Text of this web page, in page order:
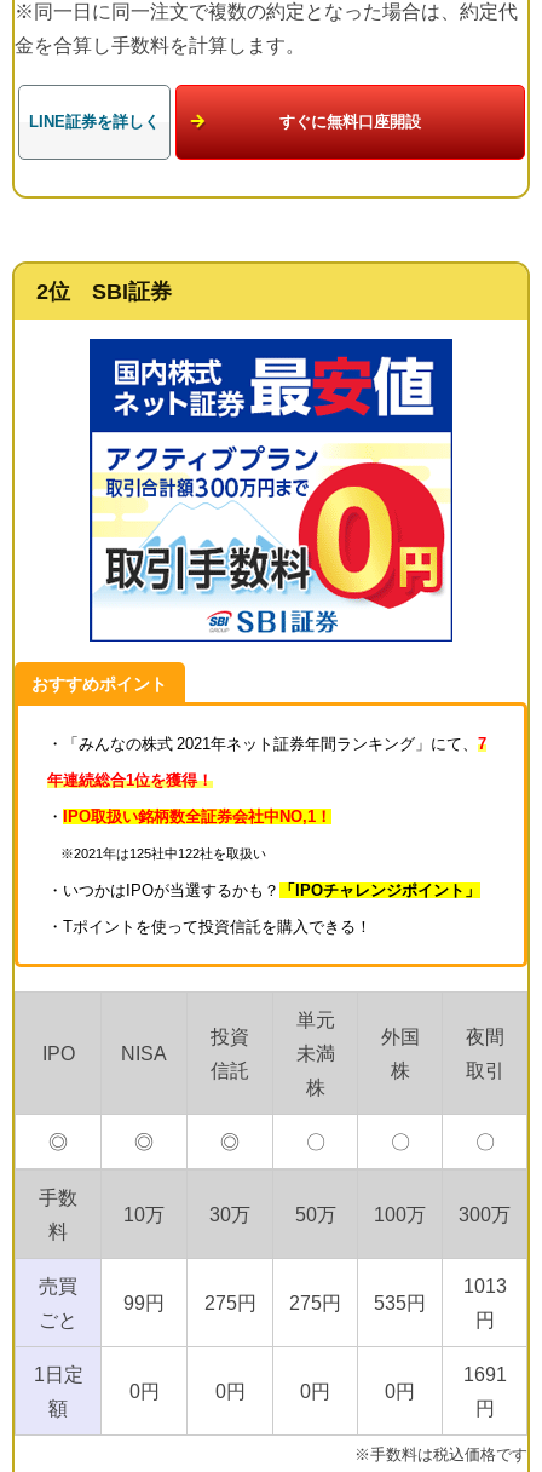
※同一日に同一注文で複数の約定となった場合は、約定代
金を合算し手数料を計算します。
LINE証券を詳しく すぐに無料口座開設
2位 SBI証券
おすすめポイント
・「みんなの株式 2021年ネット証券年間ランキング」にて、 7
年連続総合1位を獲得！
・ IPO取扱い銘柄数全証券会社中NO,1！
※2021年は125社中122社を取扱い
・いつかはIPOが当選するかも？ 「IPOチャレンジポイント」
・Tポイントを使って投資信託を購入できる！
IPO NISA
投資
信託
単元
未満
株
外国
株
夜間
取引
◎ ◎ ◎ 〇 〇 〇
手数
料
10万 30万 50万 100万 300万
売買
ごと
99円 275円 275円 535円
1013
円
1日定
額
0円 0円 0円 0円
1691
円
※手数料は税込価格です